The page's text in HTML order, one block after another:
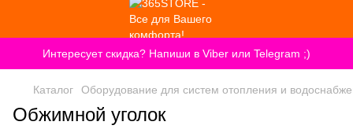
Интересует скидка? Напиши в Viber или Telegram ;)
Каталог Оборудование для систем отопления и
Обжимной уголок